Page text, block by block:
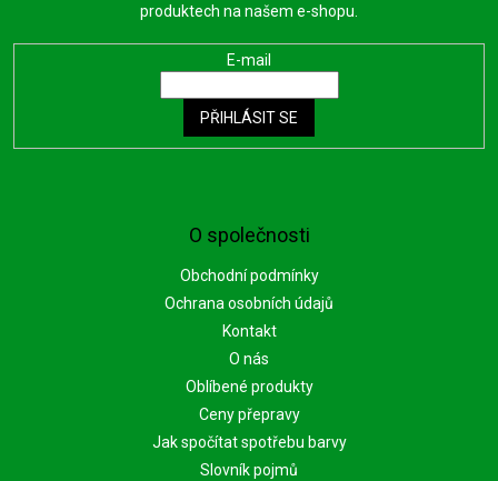
O společnosti
Obchodní podmínky
Ochrana osobních údajů
Kontakt
O nás
Oblíbené produkty
Ceny přepravy
Jak spočítat spotřebu barvy
Slovník pojmů
produktech na našem e-shopu.
E-mail
PŘIHLÁSIT SE